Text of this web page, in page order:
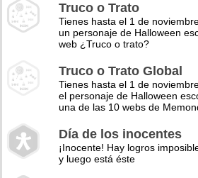
Truco o Trato
Tienes hasta el 1 de
un personaje de Halloween
web ¿Truco o trato?
Truco o Trato Global
Tienes hasta el 1 de
el personaje de Halloween
una de las 10 webs de
Día de los inocentes
¡Inocente! Hay logros
y luego está éste